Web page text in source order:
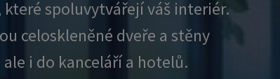
spoluvytvářejí váš interiér.
celoskleněné dveře a stěny
i do kanceláří a hotelů.